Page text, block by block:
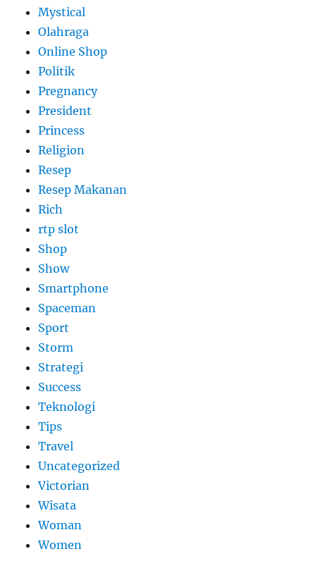
Mystical
Olahraga
Online Shop
Politik
Pregnancy
President
Princess
Religion
Resep
Resep Makanan
Rich
rtp slot
Shop
Show
Smartphone
Spaceman
Sport
Storm
Strategi
Success
Teknologi
Tips
Travel
Uncategorized
Victorian
Wisata
Woman
Women